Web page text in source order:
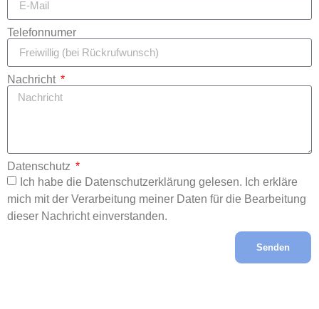
Telefonnumer
Nachricht
Datenschutz
Ich habe die Datenschutzerklärung gelesen. Ich erkläre
mich mit der Verarbeitung meiner Daten für die Bearbeitung
dieser Nachricht einverstanden.
Senden